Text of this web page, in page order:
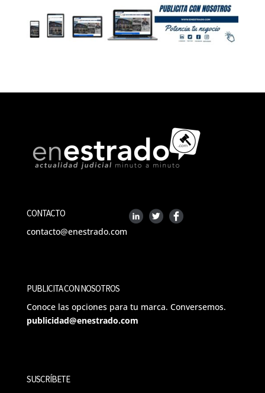
CONTACTO
contacto@enestrado.com
PUBLICITA CON NOSOTROS
Conoce las opciones para tu marca. Conversemos.
publicidad@enestrado.com
SUSCRÍBETE